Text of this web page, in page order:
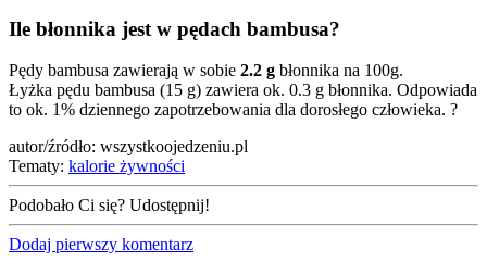
Ile błonnika jest w pędach bambusa?
Pędy bambusa zawierają w sobie 2.2 g błonnika na 100g.
Łyżka pędu bambusa (15 g) zawiera ok. 0.3 g błonnika. Odpowiada
to ok. 1% dziennego zapotrzebowania dla dorosłego człowieka. ?
autor/źródło: wszystkoojedzeniu.pl
Tematy: kalorie żywności
Podobało Ci się? Udostępnij!
Dodaj pierwszy komentarz